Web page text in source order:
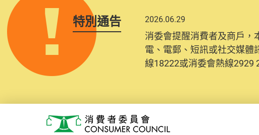
特別通告 2026.06.29
消委會提醒消費者及商戶，
電、電郵、短訊或社交媒體
線18222或消委會熱線2929
消費者委員會